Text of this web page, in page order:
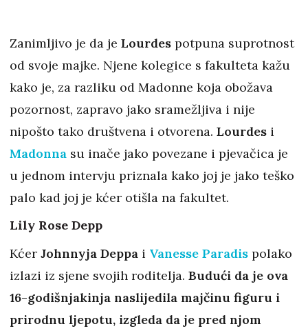
Zanimljivo je da je Lourdes potpuna suprotnost
od svoje majke. Njene kolegice s fakulteta kažu
kako je, za razliku od Madonne koja obožava
pozornost, zapravo jako sramežljiva i nije
nipošto tako društvena i otvorena. Lourdes i
Madonna su inače jako povezane i pjevačica je
u jednom intervju priznala kako joj je jako teško
palo kad joj je kćer otišla na fakultet.
Lily Rose Depp
Kćer Johnnyja Deppa i Vanesse Paradis polako
izlazi iz sjene svojih roditelja. Budući da je ova
16-godišnjakinja naslijedila majčinu figuru i
prirodnu ljepotu, izgleda da je pred njom